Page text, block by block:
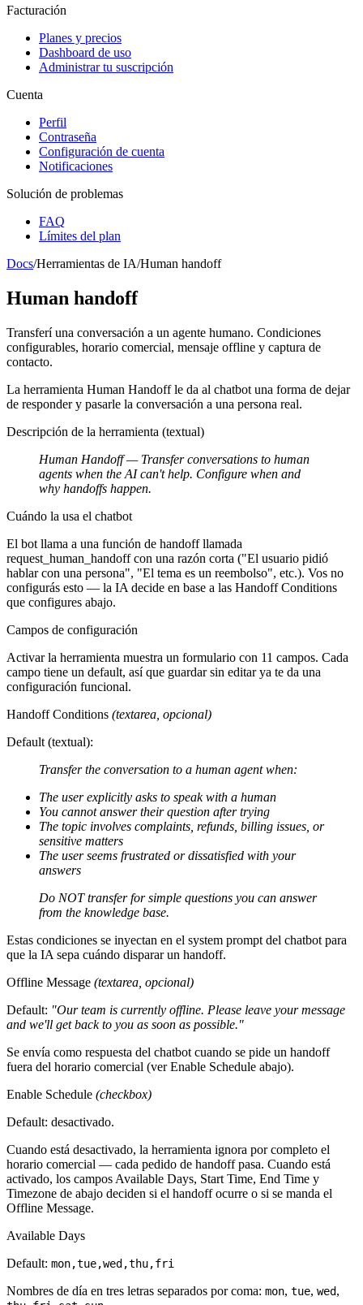
Facturación
Planes y precios
Dashboard de uso
Administrar tu suscripción
Cuenta
Perfil
Contraseña
Configuración de cuenta
Notificaciones
Solución de problemas
FAQ
Límites del plan
Docs/Herramientas de IA/Human handoff
Human handoff
Transferí una conversación a un agente humano. Condiciones
configurables, horario comercial, mensaje offline y captura de
contacto.
La herramienta Human Handoffle da al chatbot una forma de dejar
de responder y pasarle la conversación a una persona real.
Descripción de la herramienta (textual)
Human Handoff— Transfer conversations to human
agents when the AI can't help. Configure when and
why handoffs happen.
Cuándo la usa el chatbot
El bot llama a una función de handoff llamada
request_human_handoffcon una razón corta ("El usuario pidió
hablar con una persona", "El tema es un reembolso", etc.). Vos no
configurás esto — la IA decide en base a las Handoff Conditions
que configures abajo.
Campos de configuración
Activar la herramienta muestra un formulario con 11 campos. Cada
campo tiene un default, así que guardar sin editar ya te da una
configuración funcional.
Handoff Conditions (textarea, opcional)
Default (textual):
Transfer the conversation to a human agent when:
The user explicitly asks to speak with a human
You cannot answer their question after trying
The topic involves complaints, refunds, billing issues, or
sensitive matters
The user seems frustrated or dissatisfied with your
answers
Do NOT transfer for simple questions you can answer
from the knowledge base.
Estas condiciones se inyectan en el system prompt del chatbot para
que la IA sepa cuándo disparar un handoff.
Offline Message (textarea, opcional)
Default: "Our team is currently offline. Please leave your message
and we'll get back to you as soon as possible."
Se envía como respuesta del chatbot cuando se pide un handoff
fuera del horario comercial (ver Enable Schedule abajo).
Enable Schedule (checkbox)
Default: desactivado.
Cuando está desactivado, la herramienta ignora por completo el
horario comercial — cada pedido de handoff pasa. Cuando está
activado, los campos Available Days, Start Time, End Time y
Timezone de abajo deciden si el handoff ocurre o si se manda el
Offline Message.
Available Days
Default: mon,tue,wed,thu,fri
Nombres de día en tres letras separados por coma: mon, tue, wed,